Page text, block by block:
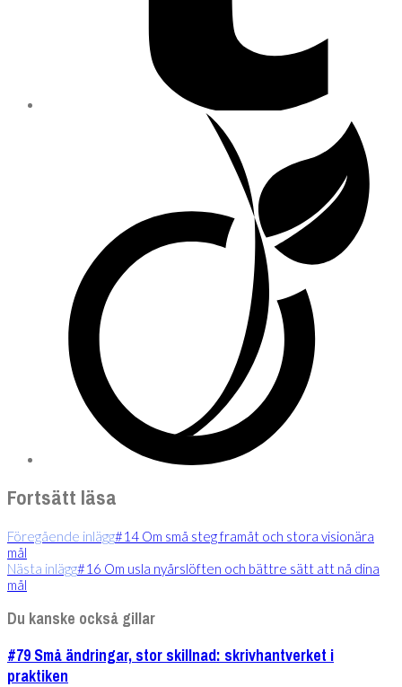
Fortsätt läsa
Föregående inlägg#14 Om små steg framåt och stora visionära
mål
Nästa inlägg#16 Om usla nyårslöften och bättre sätt att nå dina
mål
Du kanske också gillar
#79 Små ändringar, stor skillnad: skrivhantverket i
praktiken